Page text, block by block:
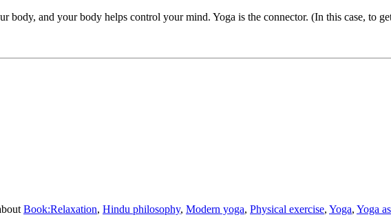
body, and your body helps control your mind. Yoga is the connector. (In this case, to
Book:Relaxation, Hindu philosophy, Modern yoga, Physical exercise, Yoga, Yoga